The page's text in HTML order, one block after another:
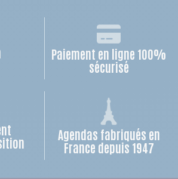
Paiement en ligne 100%
sécurisé
Agendas fabriqués en
France depuis 1947